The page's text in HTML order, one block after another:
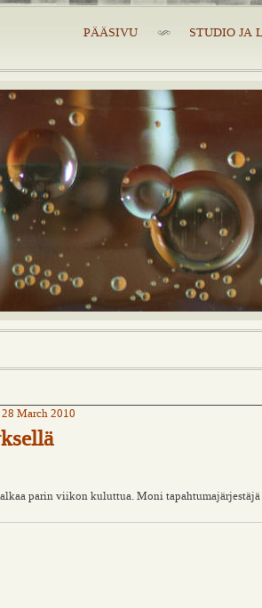
PÄÄSIVU STUDIO JA
28 March 2010
parin viikon kuluttua. Moni